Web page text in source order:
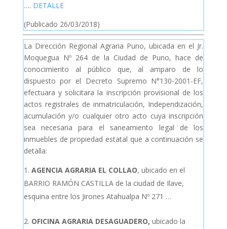
…. DETALLE
(Publicado 26/03/2018)
La Dirección Regional Agraria Puno, ubicada en el Jr.
Moquegua Nº 264 de la Ciudad de Puno, hace de
conocimiento al público que, al amparo de lo
dispuesto por el Decreto Supremo N°130-2001-EF,
efectuara y solicitara la inscripción provisional de los
actos registrales de inmatriculación, Independización,
acumulación y/o cualquier otro acto cuya inscripción
sea necesaria para el saneamiento legal de los
inmuebles de propiedad estatal que a continuación se
detalla:
AGENCIA AGRARIA EL COLLAO, ubicado en el
BARRIO RAMÓN CASTILLA de la ciudad de Ilave,
esquina entre los Jirones Atahualpa Nº 271 …
OFICINA AGRARIA DESAGUADERO, ubicado la